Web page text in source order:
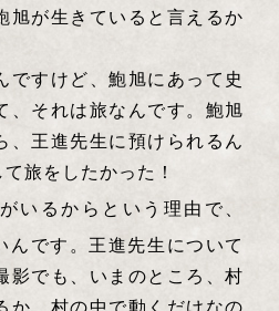
旭が生きていると言えるか
すけど、鮑旭にあって史
、それは旅なんです。鮑旭
、王進先生に預けられるん
旅をしたかった！
がいるからという理由で、
んです。王進先生について
影でも、いまのところ、村